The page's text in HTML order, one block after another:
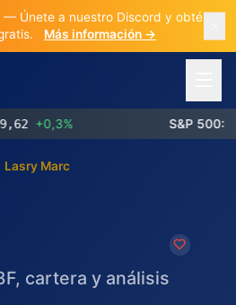
— Únete a nuestro Discord y obtén 3
Más información →
+0,3% S&P 500:
Lasry Marc
cartera y análisis